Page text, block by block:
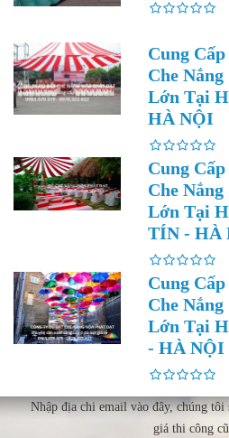
Cung
Che
Lớn Tại
HÀ NỘI
Cung
Che
Lớn Tại
TÍN - HÀ
Cung
Che
Lớn Tại
- HÀ NỘI
Nhập địa chi email vào đây, chúng tôi
giá thi công